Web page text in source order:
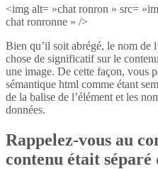
<img alt= »chat ronron » src=
chat ronronne » />
Bien qu’il soit abrégé, le nom de
chose de significatif sur le
une image. De cette façon, vous
sémantique html comme étant
de la balise de l’élément et les
données.
Rappelez-vous au
contenu était séparé